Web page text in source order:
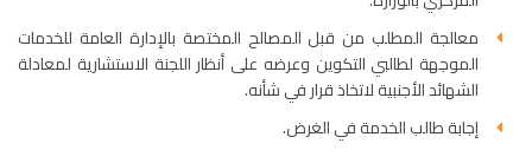
معالجة المطلب من قبل المصالح المختصة بالإدارة العامة للخدمات
الموجهة لطالبي التكوين وعرضه على أنظار اللجنة الاستشارية لمعادلة
الشهائد الأجنبية لاتخاذ قرار في شأنه.
إجابة طالب الخدمة في الغرض.